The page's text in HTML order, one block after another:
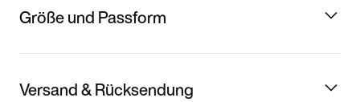
Größe und Passform
Versand & Rücksendung